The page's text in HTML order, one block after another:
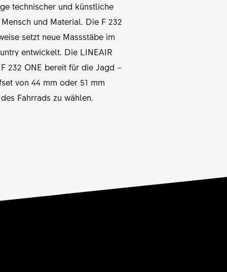
technischer und künstliche
und Material. Die F 232
setzt neue Massstäbe im
entwickelt. Die LINEAIR
232 ONE bereit für die Jagd –
von 44 mm oder 51 mm
Fahrrads zu wählen.